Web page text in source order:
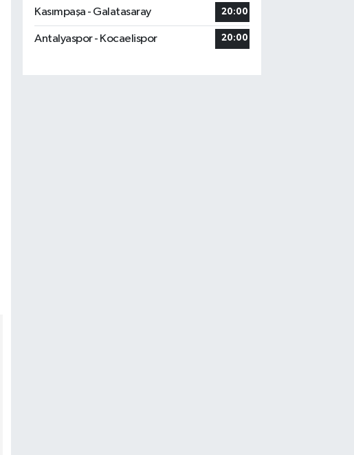
Kasımpaşa - Galatasaray 20:00
Antalyaspor - Kocaelispor 20:00